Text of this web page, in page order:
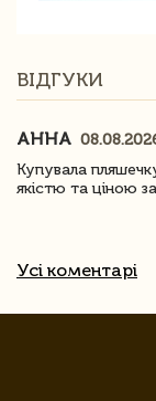
ВІДГУКИ
АННА
Купувала
якістю та ціною
Усі коментарі